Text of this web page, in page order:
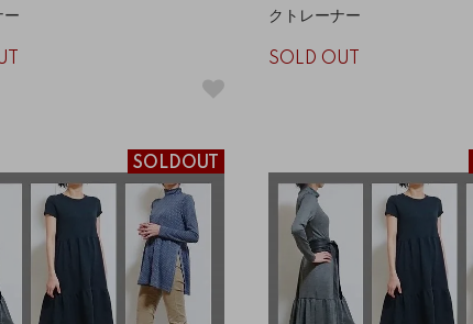
ー
クトレーナー
SOLD OUT
SOLDOUT